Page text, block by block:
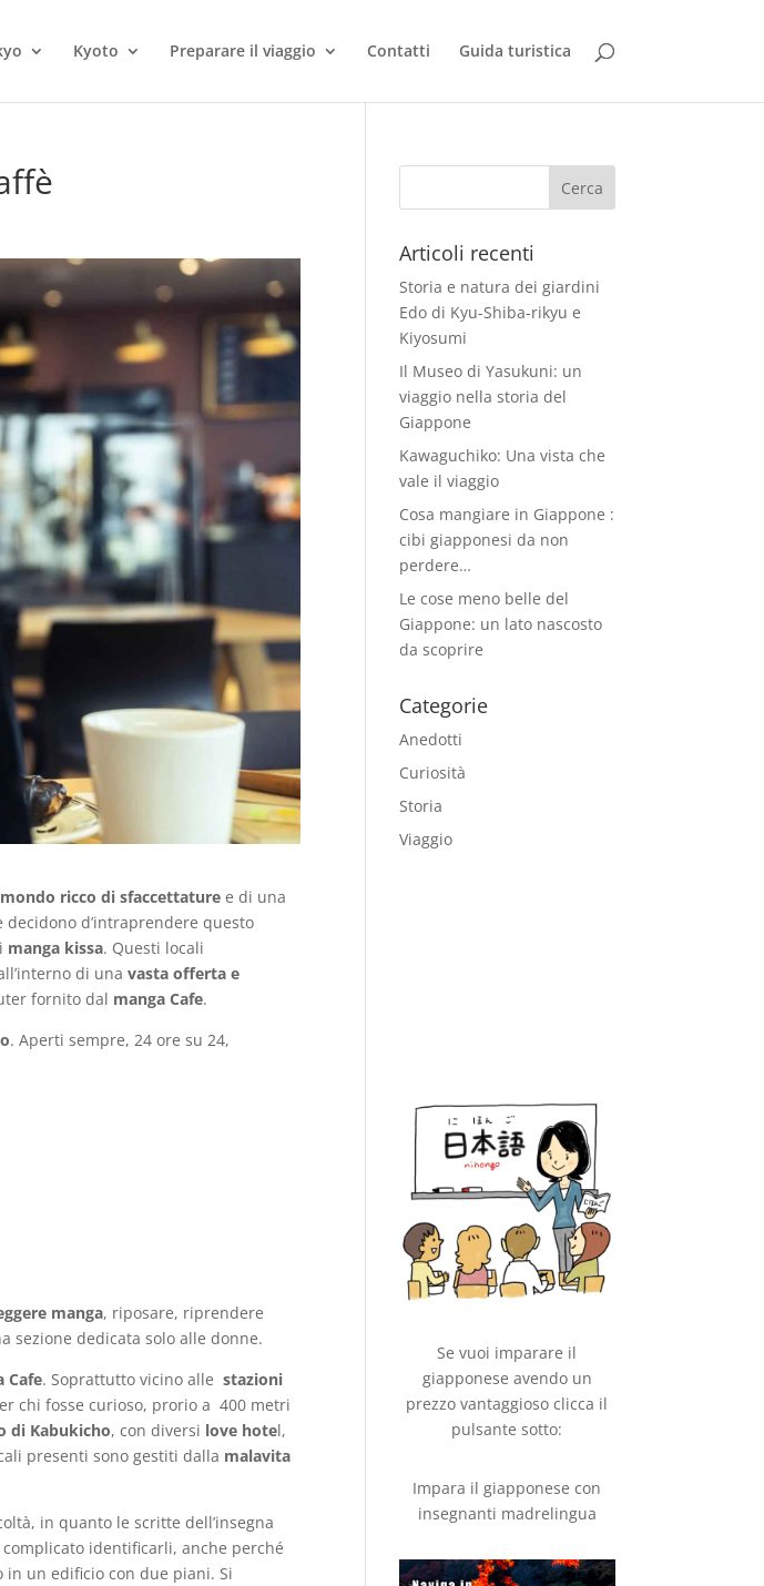
Kyoto Preparare il viaggio Contatti Guida turistica
ricco di sfaccettature e di una
d’intraprendere questo
manga kissa. Questi locali
di unavasta offerta e
fornito dal manga Cafe.
. Aperti sempre, 24 ore su 24,
manga, riposare, riprendere
sezione dedicata solo alle donne.
Cafe. Soprattutto vicino allestazioni
chi fosse curioso, prorio a 400 metri
di Kabukicho, con diversi love hotel,
presenti sono gestiti dalla malavita
in quanto le scritte dell’insegna
identificarli, anche perché
un edificio con due piani. Si
Articoli recenti
Storia e natura dei giardini
Edo di Kyu-Shiba-rikyu e
Kiyosumi
Il Museo di Yasukuni: un
viaggio nella storia del
Giappone
Kawaguchiko: Una vista che
vale il viaggio
Cosa mangiare in Giappone :
cibi giapponesi da non
perdere…
Le cose meno belle del
Giappone: un lato nascosto
da scoprire
Categorie
Anedotti
Curiosità
Storia
Viaggio
Se vuoi imparare il
giapponese avendo un
prezzo vantaggioso clicca il
pulsante sotto:
Impara il giapponese con
insegnanti madrelingua